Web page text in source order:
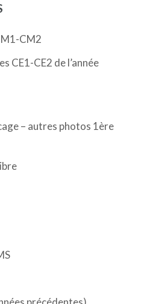
CM2
CE1-CE2 de l’année
– autres photos 1ère